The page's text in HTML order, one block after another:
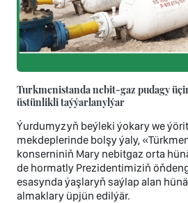
Turkmenistanda nebit-gaz pudagy
üstünlikli taýýarlanylýar
Ýurdumyzyň beýleki ýokary we
mekdeplerinde bolşy ýaly,
konserniniň Mary nebitgaz orta
de hormatly Prezidentimiziň
esasynda ýaşlaryň saýlap alan
almaklary üpjün edilýär.